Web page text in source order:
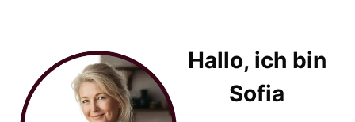
Hallo, ich bin
Sofia